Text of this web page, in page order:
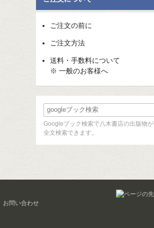
ご注文の前に
ご注文方法
送料・手数料について
※ 一般のお客様へ
Googleブック検索で八木書店の出版物が
全文検索できます。
お問い合わせ